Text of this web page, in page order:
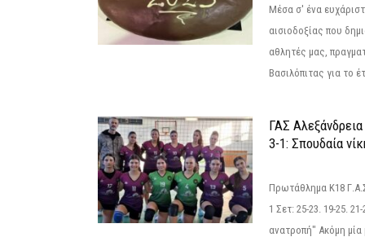
Μέσα σ' ένα
αισιοδοξίας που
αθλητές μας,
Βασιλόπιτας για το
ΓΑΣ
3-1: Σπουδαία
Πρωτάθλημα Κ18
1 Σετ: 25-23. 19-25.
ανατροπή" Ακόμη μία